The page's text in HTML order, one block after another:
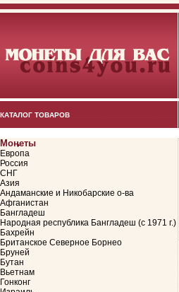
КАТАЛОГ ТОВАРОВ
Монеты
Европа
Россия
СНГ
Азия
Андаманские и Никобарские о-ва
Афганистан
Бангладеш
Народная республика Бангладеш (с 1971 г.)
Бахрейн
Британское Северное Борнео
Бруней
Бутан
Вьетнам
Гонконг